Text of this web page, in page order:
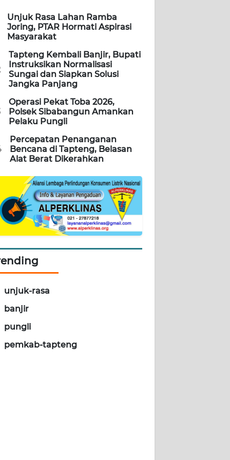
Unjuk Rasa Lahan Ramba
Joring, PTAR Hormati Aspirasi
Masyarakat
Tapteng Kembali Banjir, Bupati
Instruksikan Normalisasi
Sungai dan Siapkan Solusi
Jangka Panjang
Operasi Pekat Toba 2026,
Polsek Sibabangun Amankan
Pelaku Pungli
Percepatan Penanganan
Bencana di Tapteng, Belasan
Alat Berat Dikerahkan
unjuk-rasa
banjir
pungli
pemkab-tapteng